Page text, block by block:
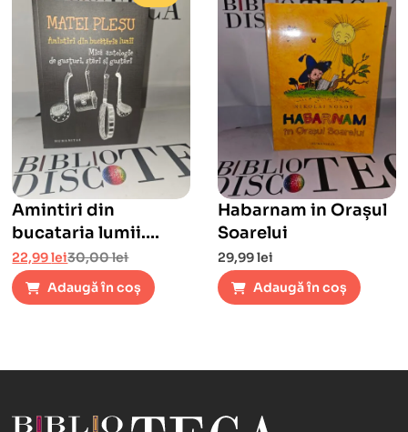
Amintiri din
bucataria lumii.
Mica antologie de
gusturi, stari si
gustari
30,00lei
22,99lei
Adaugă în coș
Habarnam in Orașul
Soarelui
29,99lei
Adaugă în coș